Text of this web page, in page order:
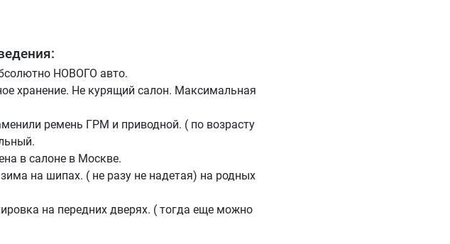
НОВОГО авто.
хранение. Не курящий салон. Максимальная
ремень ГРМ и приводной. ( по возрасту
в салоне в Москве.
на шипах. ( не разу не надетая) на родных
на передних дверях. ( тогда еще можно